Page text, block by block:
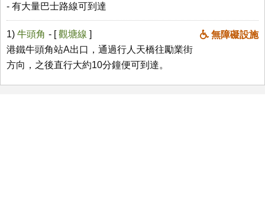
- 有大量巴士路線可到達
1) 牛頭角 無障礙設施
- [觀塘線 ]
港鐵牛頭角站A出口，通過行人天橋往勵業街
方向，之後直行大約10分鐘便可到達。